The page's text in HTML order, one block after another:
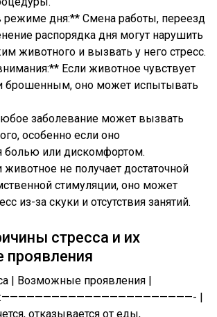
дня:** Смена работы, переезд
распорядка дня могут нарушить
животного и вызвать у него стресс.
Если животное чувствует
брошенным, оно может испытывать
заболевание может вызвать
особенно если оно
болью или дискомфортом.
не получает достаточной
стимуляции, оно может
из-за скуки и отсутствия занятий.
стресса и их
| Возможные проявления |
|
отказывается от еды,